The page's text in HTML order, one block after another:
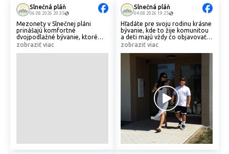
Slnečná pláň
06.08.2026 20:35
Mezonety v Slnečnej pláni
prinášajú komfortné
dvojpodlažné bývanie, ktoré
ponúka dostatok priestoru pre
zobraziť viac
Slnečná pláň
04.08.2026 19:25
Hľadáte pre svoju rodinu krásne
bývanie, kde to žije komunitou
a deti majú vždy čo objavovať?
🏡 Slnečná pláň je navrhnutá
rodinný voľný čas doslova pod
zobraziť viac